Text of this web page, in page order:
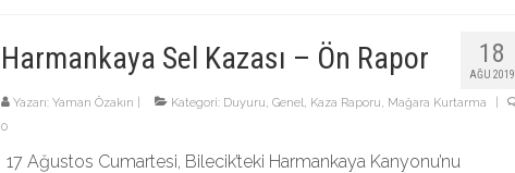
18
AĞU 2019
Harmankaya Sel Kazası – Ön Rapor
Yazarı: Yaman Özakın Kategori: Duyuru, Genel, Kaza Raporu, Mağara Kurtarma
0
17 Ağustos Cumartesi, Bilecik’teki Harmankaya Kanyonu’nu